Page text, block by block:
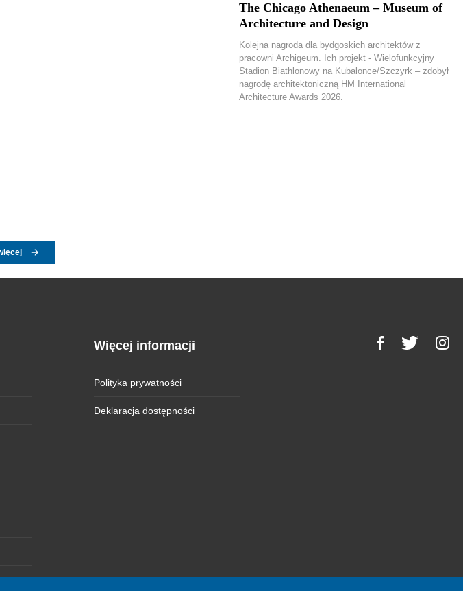
The Chicago Athenaeum – Museum of
Architecture and Design
Kolejna nagroda dla bydgoskich architektów z
pracowni Archigeum. Ich projekt - Wielofunkcyjny
Stadion Biathlonowy na Kubalonce/Szczyrk – zdobył
nagrodę architektoniczną HM International
Architecture Awards 2026.
Więcej informacji
Polityka prywatności
Deklaracja dostępności